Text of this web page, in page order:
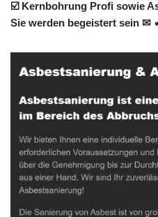
☑️ Kernbohrung Profi sowie
Sie werden begeistert sein ✉